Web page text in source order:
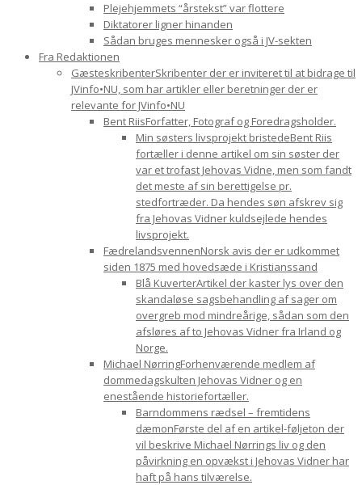
Plejehjemmets “årstekst” var flottere
Diktatorer ligner hinanden
Sådan bruges mennesker også i JV-sekten
Fra Redaktionen
GæsteskribenterSkribenter der er inviteret til at bidrage til
JVinfo•NU, som har artikler eller beretninger der er
relevante for JVinfo•NU
Bent RiisForfatter, Fotograf og Foredragsholder.
Min søsters livsprojekt bristedeBent Riis
fortæller i denne artikel om sin søster der
var et trofast Jehovas Vidne, men som fandt
det meste af sin berettigelse pr.
stedfortræder. Da hendes søn afskrev sig
fra Jehovas Vidner kuldsejlede hendes
livsprojekt.
FædrelandsvennenNorsk avis der er udkommet
siden 1875 med hovedsæde i Kristianssand
Blå KuverterArtikel der kaster lys over den
skandaløse sagsbehandling af sager om
overgreb mod mindreårige, sådan som den
afsløres af to Jehovas Vidner fra Irland og
Norge.
Michael NørringForhenværende medlem af
dommedagskulten Jehovas Vidner og en
enestående historiefortæller.
Barndommens rædsel – fremtidens
dæmonFørste del af en artikel-føljeton der
vil beskrive Michael Nørrings liv og den
påvirkning en opvækst i Jehovas Vidner har
haft på hans tilværelse.